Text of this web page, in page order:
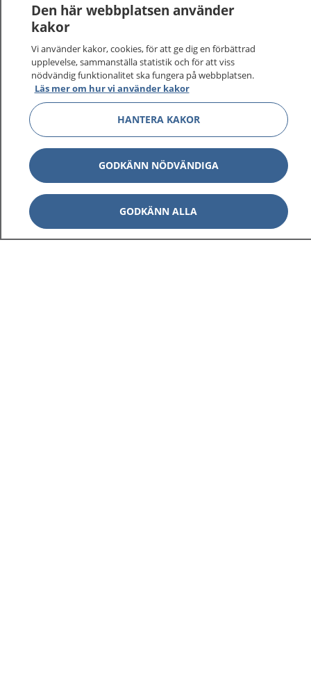
Den här webbplatsen använder
kakor
Vi använder kakor, cookies, för att ge dig en förbättrad
upplevelse, sammanställa statistik och för att viss
nödvändig funktionalitet ska fungera på webbplatsen.
Läs mer om hur vi använder kakor
HANTERA KAKOR
GODKÄNN NÖDVÄNDIGA
GODKÄNN ALLA